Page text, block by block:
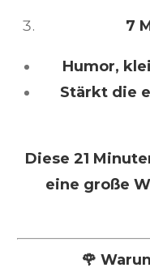
7
Humor,
Stärkt die
Diese 21
eine große
🌹